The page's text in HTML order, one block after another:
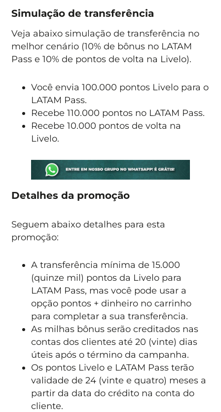
Simulação de transferência
Veja abaixo simulação de transferência no
melhor cenário (10% de bônus no LATAM
Pass e 10% de pontos de volta na Livelo).
Você envia 100.000 pontos Livelo para o
LATAM Pass.
Recebe 110.000 pontos no LATAM Pass.
Recebe 10.000 pontos de volta na
Livelo.
Detalhes da promoção
Seguem abaixo detalhes para esta
promoção:
A transferência mínima de 15.000
(quinze mil) pontos da Livelo para
LATAM Pass, mas você pode usar a
opção pontos + dinheiro no carrinho
para completar a sua transferência.
As milhas bônus serão creditados nas
contas dos clientes até 20 (vinte) dias
úteis após o término da campanha.
Os pontos Livelo e LATAM Pass terão
validade de 24 (vinte e quatro) meses a
partir da data do crédito na conta do
cliente.